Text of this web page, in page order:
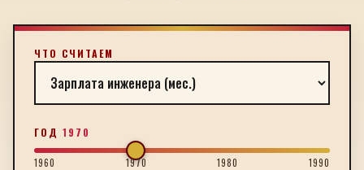
ЧТО СЧИТАЕМ
ГОД 1970
1960 1970 1980 1990